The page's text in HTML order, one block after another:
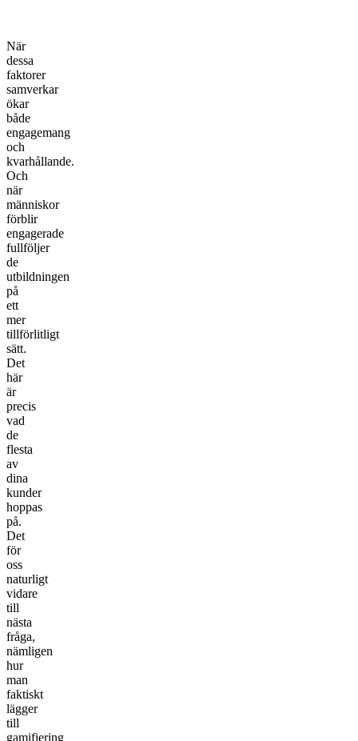
När
dessa
faktorer
samverkar
ökar
både
engagemang
och
kvarhållande.
Och
när
människor
förblir
engagerade
fullföljer
de
utbildningen
på
ett
mer
tillförlitligt
sätt.
Det
här
är
precis
vad
de
flesta
av
dina
kunder
hoppas
på.
Det
för
oss
naturligt
vidare
till
nästa
fråga,
nämligen
hur
man
faktiskt
lägger
till
gamifiering